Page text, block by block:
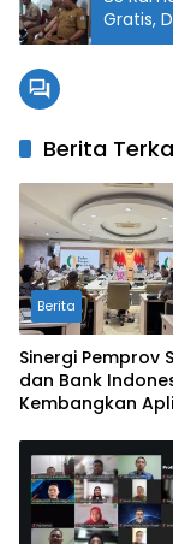
Gratis,
Berita
Berita
Sinergi Pemprov
dan Bank
Kembangkan
Harga Pangan